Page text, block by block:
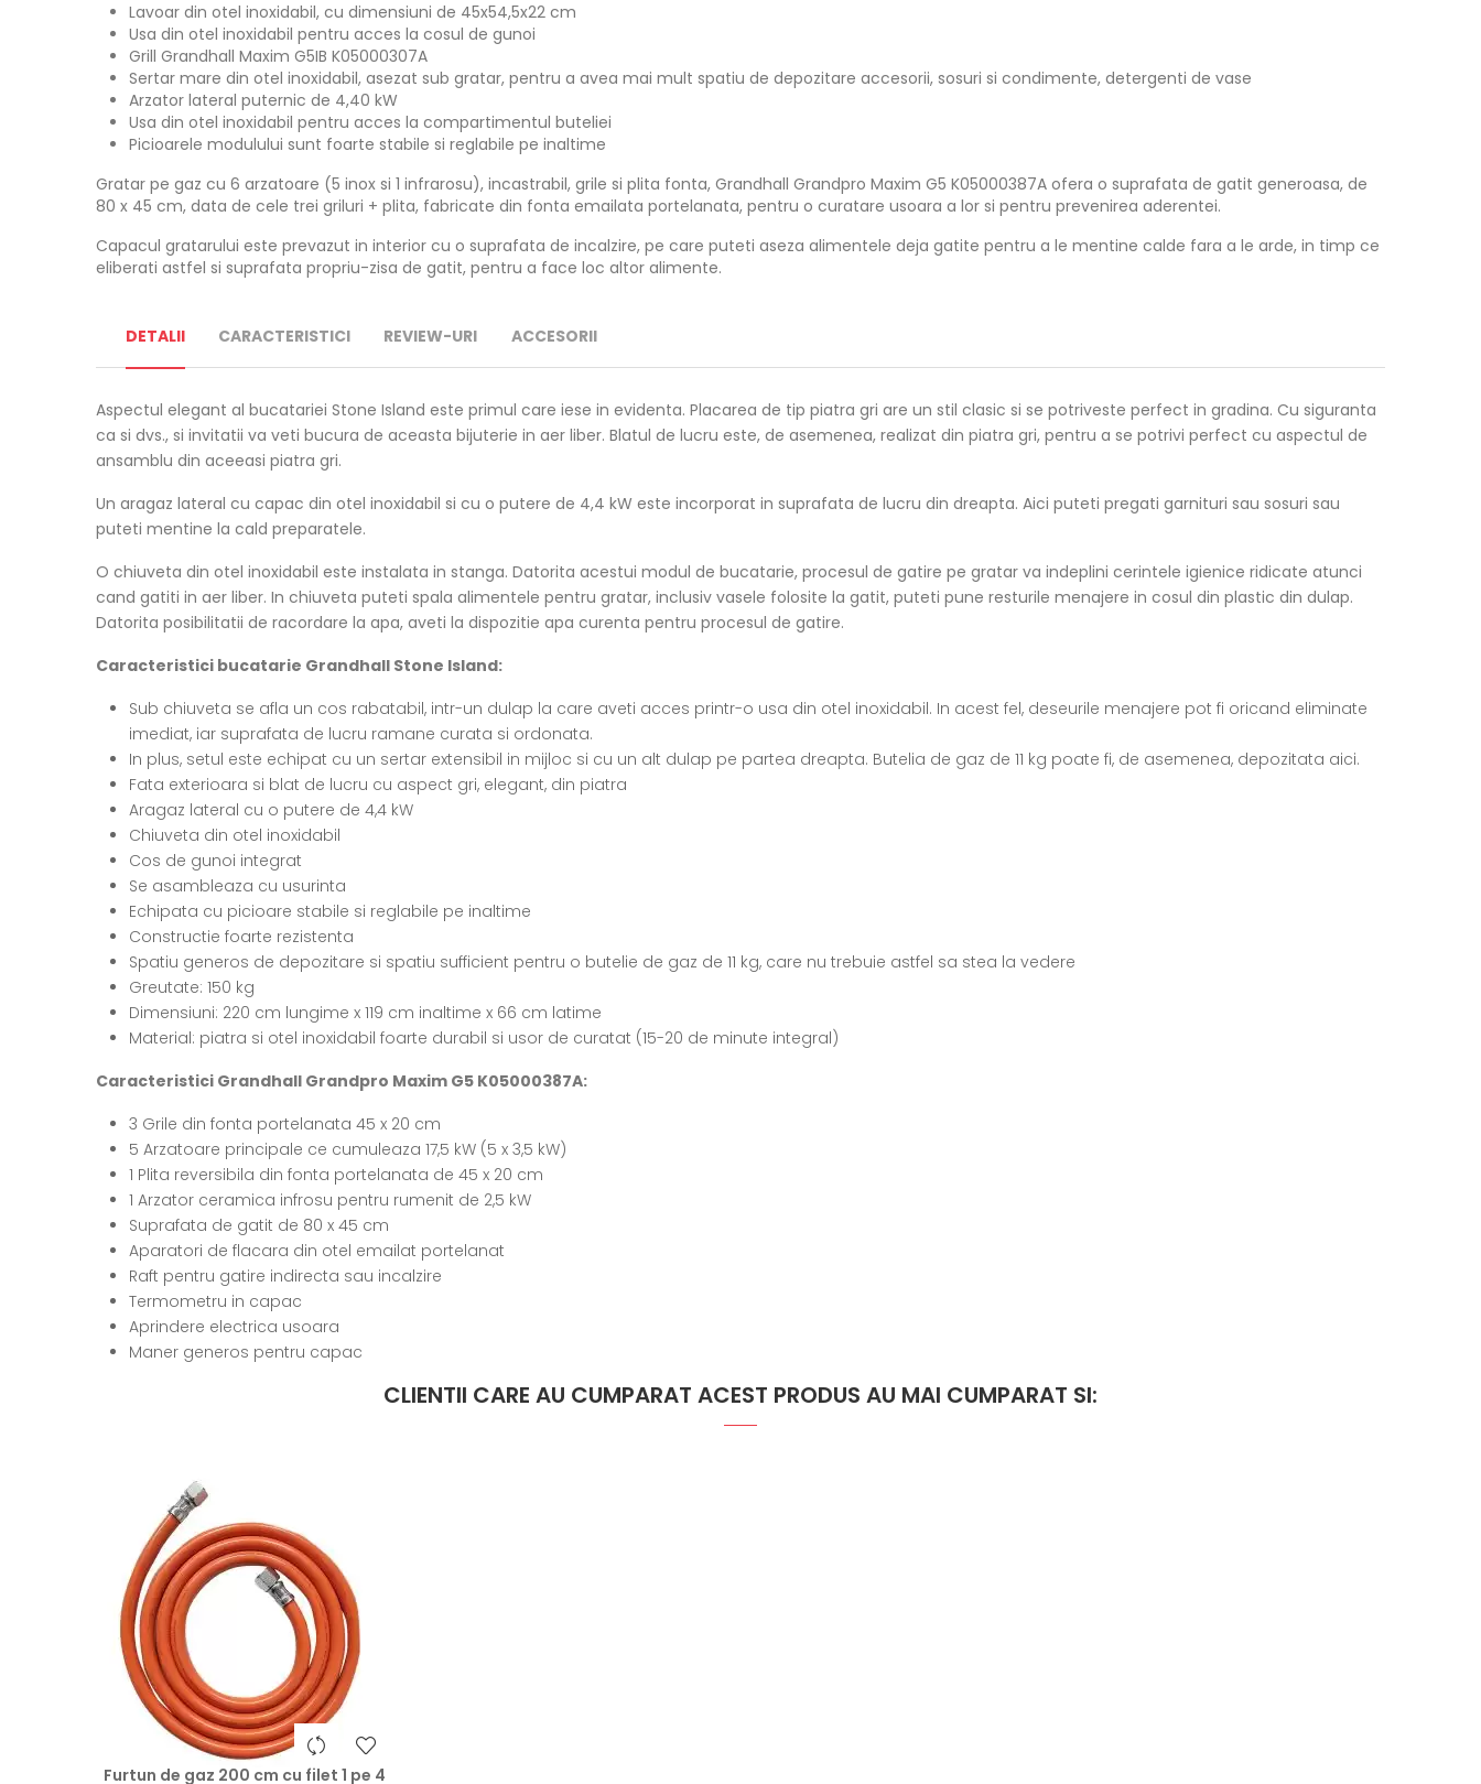
Lavoar din otel inoxidabil, cu dimensiuni de 45x54,5x22 cm
Usa din otel inoxidabil pentru acces la cosul de gunoi
Grill Grandhall Maxim G5IB K05000307A
Sertar mare din otel inoxidabil, asezat sub gratar, pentru a avea mai mult spatiu de depozitare accesorii, sosuri si condimente, detergenti de vase
Arzator lateral puternic de 4,40 kW
Usa din otel inoxidabil pentru acces la compartimentul buteliei
Picioarele modulului sunt foarte stabile si reglabile pe inaltime
Gratar pe gaz cu 6 arzatoare (5 inox si 1 infrarosu), incastrabil, grile si plita fonta, Grandhall Grandpro Maxim G5 K05000387A ofera o suprafata de gatit generoasa, de
80 x 45 cm, data de cele trei griluri + plita, fabricate din fonta emailata portelanata, pentru o curatare usoara a lor si pentru prevenirea aderentei.
Capacul gratarului este prevazut in interior cu o suprafata de incalzire, pe care puteti aseza alimentele deja gatite pentru a le mentine calde fara a le arde, in timp ce
eliberati astfel si suprafata propriu-zisa de gatit, pentru a face loc altor alimente.
DETALII CARACTERISTICI REVIEW-URI ACCESORII
Aspectul elegant al bucatariei Stone Island este primul care iese in evidenta. Placarea de tip piatra gri are un stil clasic si se potriveste perfect in gradina. Cu siguranta
ca si dvs., si invitatii va veti bucura de aceasta bijuterie in aer liber. Blatul de lucru este, de asemenea, realizat din piatra gri, pentru a se potrivi perfect cu aspectul de
ansamblu din aceeasi piatra gri.
Un aragaz lateral cu capac din otel inoxidabil si cu o putere de 4,4 kW este incorporat in suprafata de lucru din dreapta. Aici puteti pregati garnituri sau sosuri sau
puteti mentine la cald preparatele.
O chiuveta din otel inoxidabil este instalata in stanga. Datorita acestui modul de bucatarie, procesul de gatire pe gratar va indeplini cerintele igienice ridicate atunci
cand gatiti in aer liber. In chiuveta puteti spala alimentele pentru gratar, inclusiv vasele folosite la gatit, puteti pune resturile menajere in cosul din plastic din dulap.
Datorita posibilitatii de racordare la apa, aveti la dispozitie apa curenta pentru procesul de gatire.
Caracteristici bucatarie Grandhall Stone Island:
Sub chiuveta se afla un cos rabatabil, intr-un dulap la care aveti acces printr-o usa din otel inoxidabil. In acest fel, deseurile menajere pot fi oricand eliminate
imediat, iar suprafata de lucru ramane curata si ordonata.
In plus, setul este echipat cu un sertar extensibil in mijloc si cu un alt dulap pe partea dreapta. Butelia de gaz de 11 kg poate fi, de asemenea, depozitata aici.
Fata exterioara si blat de lucru cu aspect gri, elegant, din piatra
Aragaz lateral cu o putere de 4,4 kW
Chiuveta din otel inoxidabil
Cos de gunoi integrat
Se asambleaza cu usurinta
Echipata cu picioare stabile si reglabile pe inaltime
Constructie foarte rezistenta
Spatiu generos de depozitare si spatiu sufficient pentru o butelie de gaz de 11 kg, care nu trebuie astfel sa stea la vedere
Greutate: 150 kg
Dimensiuni: 220 cm lungime x 119 cm inaltime x 66 cm latime
Material: piatra si otel inoxidabil foarte durabil si usor de curatat (15-20 de minute integral)
Caracteristici Grandhall Grandpro Maxim G5 K05000387A:
3 Grile din fonta portelanata 45 x 20 cm
5 Arzatoare principale ce cumuleaza 17,5 kW (5 x 3,5 kW)
1 Plita reversibila din fonta portelanata de 45 x 20 cm
1 Arzator ceramica infrosu pentru rumenit de 2,5 kW
Suprafata de gatit de 80 x 45 cm
Aparatori de flacara din otel emailat portelanat
Raft pentru gatire indirecta sau incalzire
Termometru in capac
Aprindere electrica usoara
Maner generos pentru capac
CLIENTII CARE AU CUMPARAT ACEST PRODUS AU MAI CUMPARAT SI:
heart
Furtun de gaz 200 cm cu filet 1 pe 4